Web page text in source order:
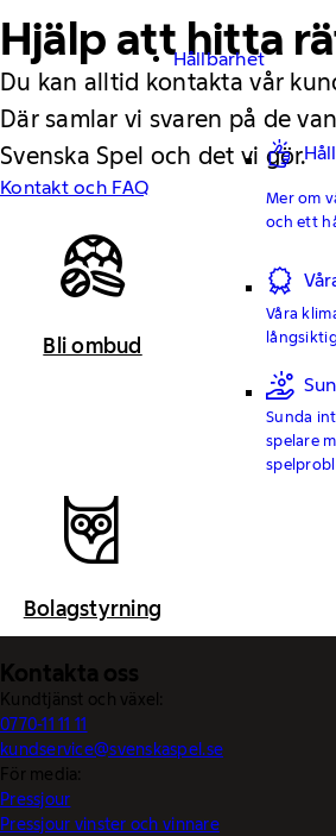
Hållbarhet
Mer om
och ett
Våra
Sunda
spelare
Hjälp att hitta
Du kan alltid kontakta vår
Där samlar vi svaren på de
Svenska Spel och det vi gör.
Kontakt och FAQ
Bli ombud
Bolagstyrning
Kontakta oss
Kundtjänst och växel:
0770-11 11 11
kundservice@svenskaspel.se
För media:
Pressjour
Pressjour vinster och vinnare